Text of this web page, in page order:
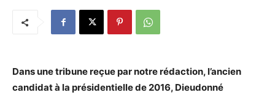
Dans une tribune reçue par notre rédaction, l’ancien
candidat à la présidentielle de 2016, Dieudonné